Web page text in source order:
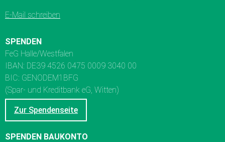
E-Mail schreiben
SPENDEN
FeG Halle/Westfalen
IBAN: DE39 4526 0475 0009 3040 00
BIC: GENODEM1BFG
(Spar- und Kreditbank eG, Witten)
Zur Spendenseite
SPENDEN BAUKONTO